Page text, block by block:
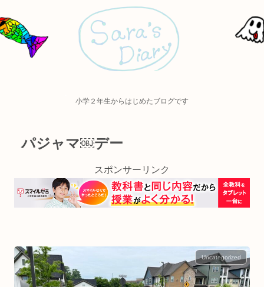
小学２年生からはじめたブログです
パジャマ￼デー
スポンサーリンク
Uncategorized